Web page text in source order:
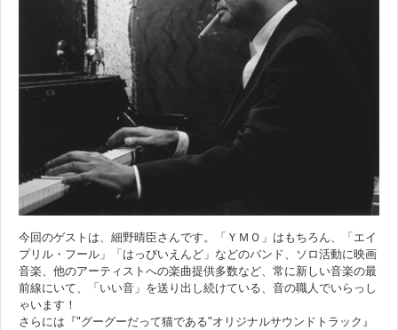
今回のゲストは、細野晴臣さんです。「ＹＭＯ」はもちろん、「エイ
プリル・フール」「はっぴいえんど」などのバンド、ソロ活動に映画
音楽、他のアーティストへの楽曲提供多数など、常に新しい音楽の最
前線にいて、「いい音」を送り出し続けている、音の職人でいらっし
ゃいます！
さらには『"グーグーだって猫である"オリジナルサウンドトラック』